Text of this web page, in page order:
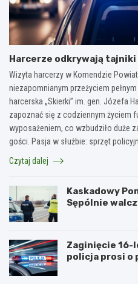
Harcerze odkrywają
Wizyta harcerzy w Komendzie
niezapomnianym przeżyciem
harcerska „Skierki” im. gen. Józefa
zapoznać się z codziennym życiem
wyposażeniem, co wzbudziło duże
gości. Pasja w służbie: sprzęt
Czytaj dalej
Kaskadowy
Sępólnie
Zaginięcie 16-
policja prosi o